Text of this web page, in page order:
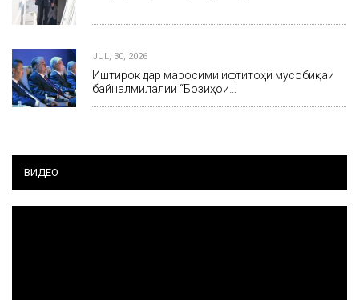
JUL, 30, 2026
Иштирок дар маросими ифтитоҳи мусобиқаи
байналмилалии “Бозиҳои…
ВИДЕО